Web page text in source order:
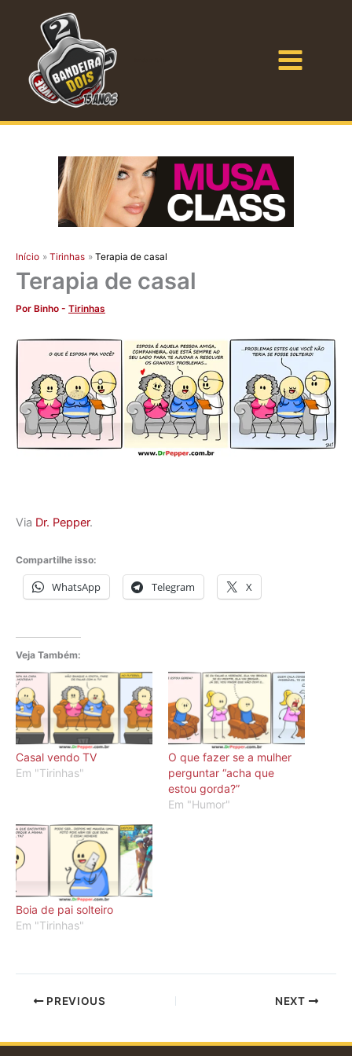
conteúdo
Início Tirinhas Terapia de casal
Terapia de casal
Por Binho - Tirinhas
Via Dr. Pepper.
Compartilhe isso:
WhatsApp Telegram X
Veja Também:
Casal vendo TV
Em "Tirinhas"
O que fazer se a mulher
perguntar “acha que
estou gorda?”
Em "Humor"
Boia de pai solteiro
Em "Tirinhas"
PREVIOUS NEXT